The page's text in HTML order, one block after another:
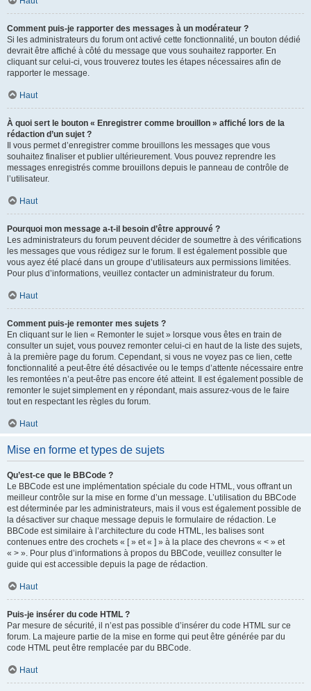
Comment puis-je rapporter des messages à un modérateur ?
Si les administrateurs du forum ont activé cette fonctionnalité, un bouton dédié
devrait être affiché à côté du message que vous souhaitez rapporter. En
cliquant sur celui-ci, vous trouverez toutes les étapes nécessaires afin de
rapporter le message.
Haut
À quoi sert le bouton « Enregistrer comme brouillon » affiché lors de la
rédaction d’un sujet ?
Il vous permet d’enregistrer comme brouillons les messages que vous
souhaitez finaliser et publier ultérieurement. Vous pouvez reprendre les
messages enregistrés comme brouillons depuis le panneau de contrôle de
l’utilisateur.
Haut
Pourquoi mon message a-t-il besoin d’être approuvé ?
Les administrateurs du forum peuvent décider de soumettre à des vérifications
les messages que vous rédigez sur le forum. Il est également possible que
vous ayez été placé dans un groupe d’utilisateurs aux permissions limitées.
Pour plus d’informations, veuillez contacter un administrateur du forum.
Haut
Comment puis-je remonter mes sujets ?
En cliquant sur le lien « Remonter le sujet » lorsque vous êtes en train de
consulter un sujet, vous pouvez remonter celui-ci en haut de la liste des sujets,
à la première page du forum. Cependant, si vous ne voyez pas ce lien, cette
fonctionnalité a peut-être été désactivée ou le temps d’attente nécessaire entre
les remontées n’a peut-être pas encore été atteint. Il est également possible de
remonter le sujet simplement en y répondant, mais assurez-vous de le faire
tout en respectant les règles du forum.
Haut
Mise en forme et types de sujets
Qu’est-ce que le BBCode ?
Le BBCode est une implémentation spéciale du code HTML, vous offrant un
meilleur contrôle sur la mise en forme d’un message. L’utilisation du BBCode
est déterminée par les administrateurs, mais il vous est également possible de
la désactiver sur chaque message depuis le formulaire de rédaction. Le
BBCode est similaire à l’architecture du code HTML, les balises sont
contenues entre des crochets « [ » et « ] » à la place des chevrons « < » et
« > ». Pour plus d’informations à propos du BBCode, veuillez consulter le
guide qui est accessible depuis la page de rédaction.
Haut
Puis-je insérer du code HTML ?
Par mesure de sécurité, il n’est pas possible d’insérer du code HTML sur ce
forum. La majeure partie de la mise en forme qui peut être générée par du
code HTML peut être remplacée par du BBCode.
Haut